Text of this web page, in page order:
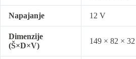
Napajanje 12 V
Dimenzije
(Š×D×V)
149 × 82 ×